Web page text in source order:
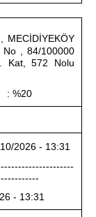
MECİDİYEKÖY
No , 84/100000
Kat, 572 Nolu
: %20
2026 - 13:31
- 13:31